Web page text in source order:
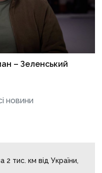
– Зеленський
новини
2 тис. км від України,